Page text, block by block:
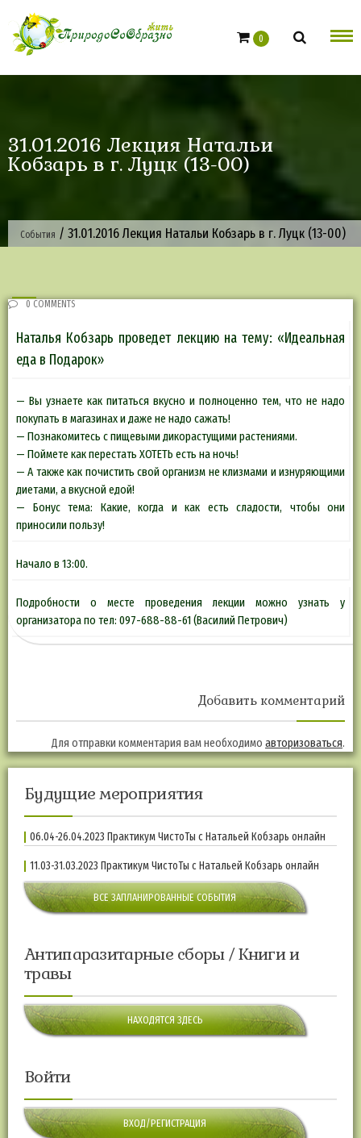
content
0
31.01.2016 Лекция Натальи
Кобзарь в г. Луцк (13-00)
События / 31.01.2016 Лекция Натальи Кобзарь в г. Луцк (13-00)
0 COMMENTS
Наталья Кобзарь проведет лекцию на тему: «Идеальная
еда в Подарок»
— Вы узнаете как питаться вкусно и полноценно тем, что не надо
покупать в магазинах и даже не надо сажать!
— Познакомитесь с пищевыми дикорастущими растениями.
— Поймете как перестать ХОТЕТЬ есть на ночь!
— А также как почистить свой организм не клизмами и изнуряющими
диетами, а вкусной едой!
— Бонус тема: Какие, когда и как есть сладости, чтобы они
приносили пользу!
Начало в 13:00.
Подробности о месте проведения лекции можно узнать у
организатора по тел: 097-688-88-61 (Василий Петрович)
Добавить комментарий
Для отправки комментария вам необходимо авторизоваться.
Будущие мероприятия
06.04-26.04.2023 Практикум ЧистоТы с Натальей Кобзарь онлайн
11.03-31.03.2023 Практикум ЧистоТы с Натальей Кобзарь онлайн
ВСЕ ЗАПЛАНИРОВАННЫЕ СОБЫТИЯ
Антипаразитарные сборы / Книги и
травы
НАХОДЯТСЯ ЗДЕСЬ
Войти
ВХОД/РЕГИСТРАЦИЯ